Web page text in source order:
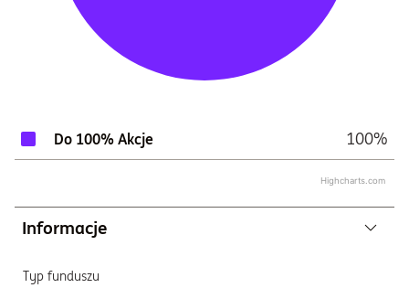
Highcharts.com
Do 100% Akcje 100%
Informacje
Typ funduszu